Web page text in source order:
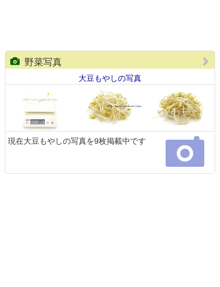
野菜写真
大豆もやしの写真
現在大豆もやしの写真を9枚掲載中です